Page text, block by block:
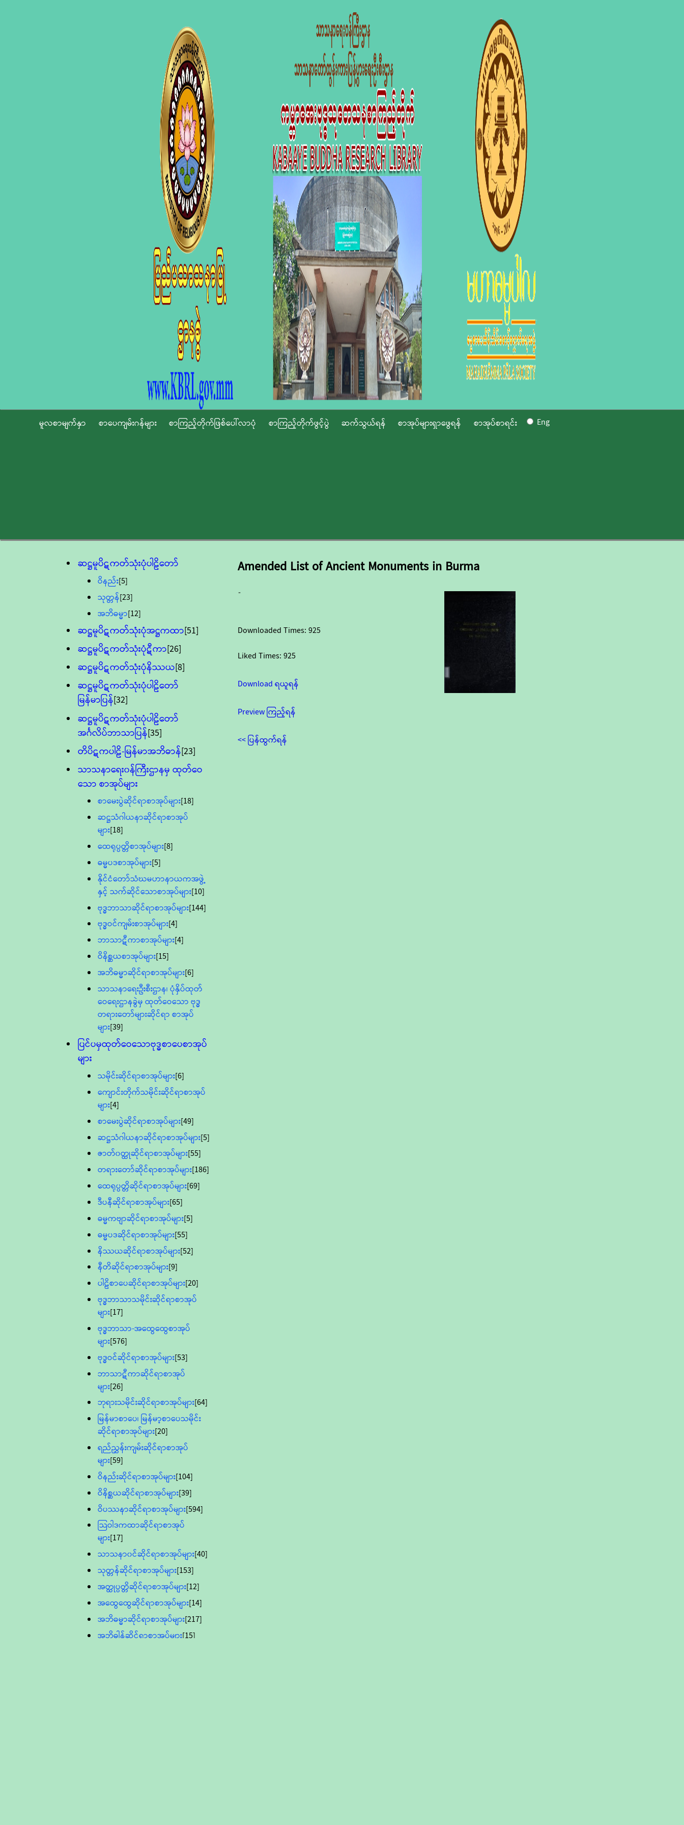
မူလစာမျက်နှာ စာပေကျမ်းဂန်များ စာကြည့်တိုက်ဖြစ်ပေါ်လာပုံ စာကြည့်တိုက်ဖွင့်ပွဲ ဆက်သွယ်ရန် စာအုပ်များရှာဖွေရန် စာအုပ်စာရင်း Eng
ဆဋ္ဌမူပိဋကတ်သုံးပုံပါဠိတော်
ဝိနည်း[5]
သုတ္တန်[23]
အဘိဓမ္မာ[12]
ဆဋ္ဌမူပိဋကတ်သုံးပုံအဋ္ဌကထာ[51]
ဆဋ္ဌမူပိဋကတ်သုံးပုံဋီကာ[26]
ဆဋ္ဌမူပိဋကတ်သုံးပုံနိဿယ[8]
ဆဋ္ဌမူပိဋကတ်သုံးပုံပါဠိတော်
မြန်မာပြန်[32]
ဆဋ္ဌမူပိဋကတ်သုံးပုံပါဠိတော်
အင်္ဂလိပ်ဘာသာပြန်[35]
တိပိဋကပါဠိ-မြန်မာအဘိဓာန်[23]
သာသနာရေး၀န်ကြီးဌာနမှ ထုတ်ဝေ
သော စာအုပ်များ
စာမေးပွဲဆိုင်ရာစာအုပ်များ[18]
ဆဋ္ဌသံဂါယနာဆိုင်ရာစာအုပ်
များ[18]
ထေရုပ္ပတ္တိစာအုပ်များ[8]
ဓမ္မပဒစာအုပ်များ[5]
နိုင်ငံတော်သံဃမဟာနာယကအဖွဲ့
နှင့် သက်ဆိုင်သောစာအုပ်များ[10]
ဗုဒ္ဓဘာသာဆိုင်ရာစာအုပ်များ[144]
ဗုဒ္ဓဝင်ကျမ်းစာအုပ်များ[4]
ဘာသာဋီကာစာအုပ်များ[4]
ဝိနိစ္ဆယစာအုပ်များ[15]
အဘိဓမ္မာဆိုင်ရာစာအုပ်များ[6]
သာသနာရေးဦးစီးဌာန၊ ပုံနှိပ်ထုတ်
ဝေရေးဌာနခွဲမှ ထုတ်ဝေသော ဗုဒ္ဓ
တရားတော်များဆိုင်ရာ စာအုပ်
များ[39]
ပြင်ပမှထုတ်ဝေသောဗုဒ္ဓစာပေစာအုပ်
များ
သမိုင်းဆိုင်ရာစာအုပ်များ[6]
ကျောင်းတိုက်သမိုင်းဆိုင်ရာစာအုပ်
များ[4]
စာမေးပွဲဆိုင်ရာစာအုပ်များ[49]
ဆဋ္ဌသံဂါယနာဆိုင်ရာစာအုပ်များ[5]
ဇာတ်၀တ္ထုဆိုင်ရာစာအုပ်များ[55]
တရားတော်ဆိုင်ရာစာအုပ်များ[186]
ထေရုပ္ပတ္တိဆိုင်ရာစာအုပ်များ[69]
ဒီပနီဆိုင်ရာစာအုပ်များ[65]
ဓမ္မကဗျာဆိုင်ရာစာအုပ်များ[5]
ဓမ္မပဒဆိုင်ရာစာအုပ်များ[55]
နိဿယဆိုင်ရာစာအုပ်များ[52]
နီတိဆိုင်ရာစာအုပ်များ[9]
ပါဠိစာပေဆိုင်ရာစာအုပ်များ[20]
ဗုဒ္ဓဘာသာသမိုင်းဆိုင်ရာစာအုပ်
များ[17]
ဗုဒ္ဓဘာသာ-အထွေထွေစာအုပ်
များ[576]
ဗုဒ္ဓဝင်ဆိုင်ရာစာအုပ်များ[53]
ဘာသာဋီကာဆိုင်ရာစာအုပ်
များ[26]
ဘုရားသမိုင်းဆိုင်ရာစာအုပ်များ[64]
မြန်မာစာပေ၊ မြန်မာ့စာပေသမိုင်း
ဆိုင်ရာစာအုပ်များ[20]
ရည်ညွှန်းကျမ်းဆိုင်ရာစာအုပ်
များ[59]
ဝိနည်းဆိုင်ရာစာအုပ်များ[104]
ဝိနိစ္ဆယဆိုင်ရာစာအုပ်များ[39]
ဝိပဿနာဆိုင်ရာစာအုပ်များ[594]
သြဝါဒကထာဆိုင်ရာစာအုပ်
များ[17]
သာသနာ၀င်ဆိုင်ရာစာအုပ်များ[40]
သုတ္တန်ဆိုင်ရာစာအုပ်များ[153]
အတ္ထုပ္ပတ္တိဆိုင်ရာစာအုပ်များ[12]
အထွေထွေဆိုင်ရာစာအုပ်များ[14]
အဘိဓမ္မာဆိုင်ရာစာအုပ်များ[217]
အဘိဓါန်ဆိုင်ရာစာအုပ်များ[15]
Amended List of Ancient Monuments in Burma
-
Downloaded Times: 925
Liked Times: 925
Download ရယူရန်
Preview ကြည့်ရန်
<< ပြန်ထွက်ရန်